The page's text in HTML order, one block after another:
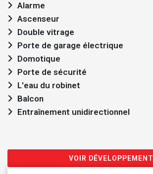
Alarme
Ascenseur
Double vitrage
Porte de garage électrique
Domotique
Porte de sécurité
L'eau du robinet
Balcon
Entraînement unidirectionnel
VOIR DÉVELOPPEMENT